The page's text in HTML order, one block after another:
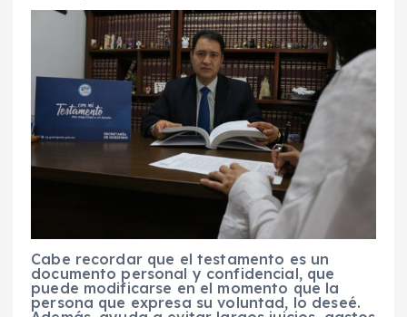
Cabe recordar que el testamento es un
documento personal y confidencial, que
puede modificarse en el momento que la
persona que expresa su voluntad, lo deseé.